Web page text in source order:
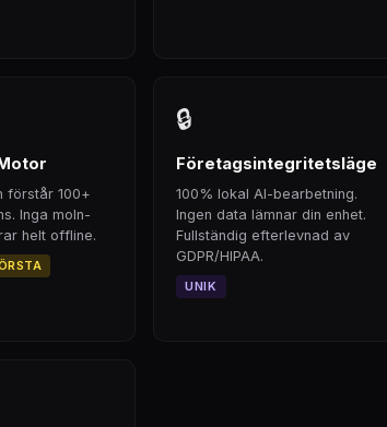
förstår 100+
Inga moln-
helt offline.
🔒
Företagsintegritetsläge
100% lokal AI-bearbetning.
Ingen data lämnar din enhet.
Fullständig efterlevnad av
GDPR/HIPAA.
UNIK